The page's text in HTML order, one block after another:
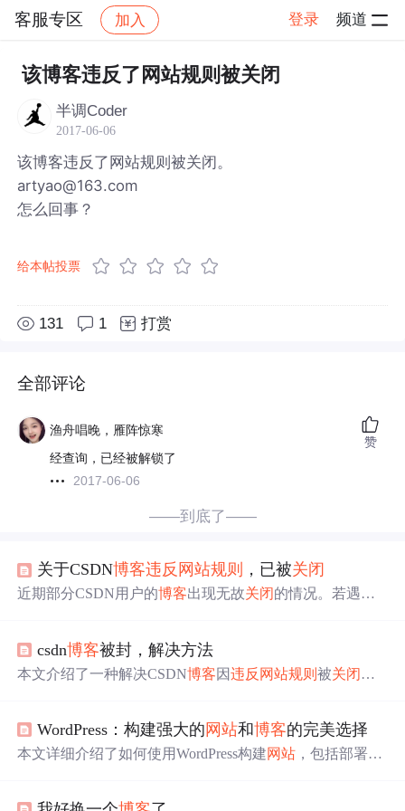
客服专区 加入 登录 频道
社区 客服专区 帖子详情
该博客违反了网站规则被关闭
半调Coder
2017-06-06
该博客违反了网站规则被关闭。
artyao@163.com
怎么回事？
给本帖投票
131 1 打赏
全部评论
渔舟唱晚，雁阵惊寒
经查询，已经被解锁了
2017-06-06
赞
——到底了——
关于CSDN博客违反 网站规则 ，已被关闭
近期部分CSDN用户的博客出现无故关闭的情况。若遇到
csdn博客被封，解决方法
本文介绍了一种解决CSDN博客因违反 网站规则被关闭 的
WordPress：构建强大的 网站和博客的完美选择
本文详细介绍了如何使用WordPress构建网站 ，包括部署L